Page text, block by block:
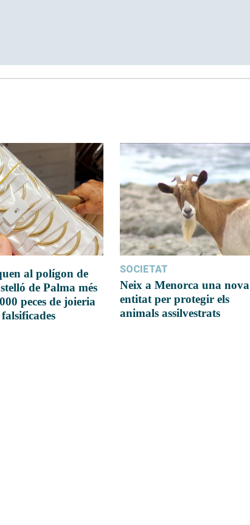
al polígon de
de Palma més
peces de joieria
SOCIETAT
Neix a Menorca una nova
entitat per protegir els
animals assilvestrats